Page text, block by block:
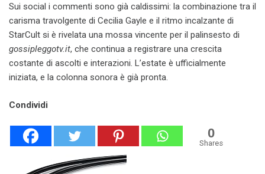
Sui social i commenti sono già caldissimi: la combinazione tra il
carisma travolgente di Cecilia Gayle e il ritmo incalzante di
StarCult si è rivelata una mossa vincente per il palinsesto di
gossipleggotv.it, che continua a registrare una crescita
costante di ascolti e interazioni. L’estate è ufficialmente
iniziata, e la colonna sonora è già pronta.
Condividi
0
Shares